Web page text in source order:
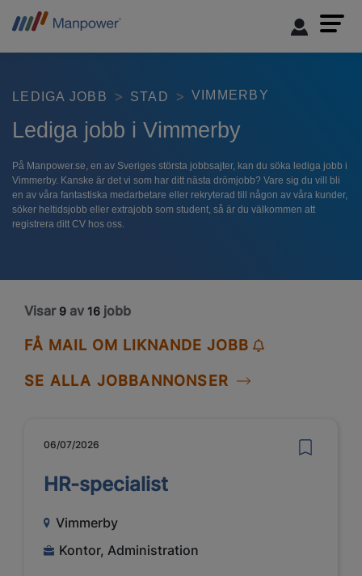
LEDIGA JOBB STAD VIMMERBY
Lediga jobb i Vimmerby
På Manpower.se, en av Sveriges största jobbsajter, kan du söka lediga jobb i
Vimmerby. Kanske är det vi som har ditt nästa drömjobb? Vare sig du vill bli
en av våra fantastiska medarbetare eller rekryterad till någon av våra kunder,
söker heltidsjobb eller extrajobb som student, så är du välkommen att
registrera ditt CV hos oss.
SE ALLA JOBBANNONSER
Visar 9 av 16 jobb
FÅ MAIL OM LIKNANDE JOBB
06/07/2026
HR-specialist
Vimmerby
Kontor, Administration